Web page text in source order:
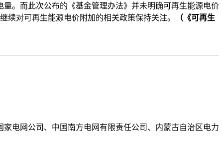
。而此次公布的《基金管理办法》并未明确可再生能源电价
续对可再生能源电价附加的相关政策保持关注。
（《可再生
电网公司、中国南方电网有限责任公司、内蒙古自治区电力